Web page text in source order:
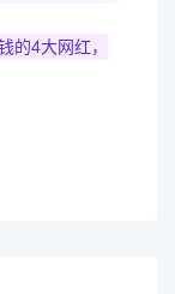
的4大网红，